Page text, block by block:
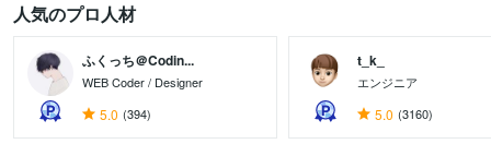
人気のプロ人材
ふくっち＠Codin...
WEB Coder / Designer
5.0 (394)
t_k_
エンジニア
5.0 (3160)